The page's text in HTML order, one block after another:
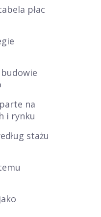
płac
na
i rynku
stażu